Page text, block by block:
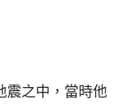
震之中，當時他